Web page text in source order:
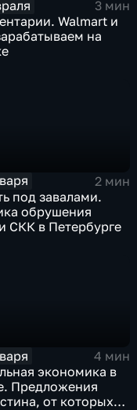
3 мин
Walmart и
на
2 мин
под завалами.
обрушения
СКК в Петербурге
4 мин
экономика в
Предложения
от которых